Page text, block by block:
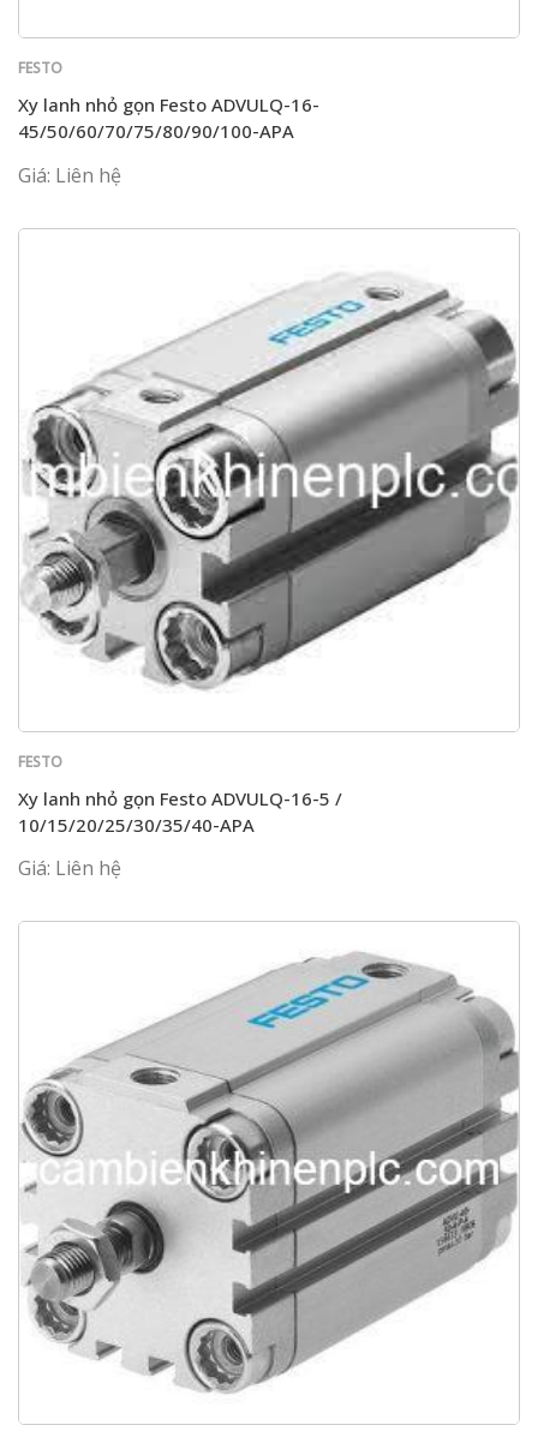
FESTO
Xy lanh nhỏ gọn Festo ADVULQ-16-
45/50/60/70/75/80/90/100-APA
Giá: Liên hệ
FESTO
Xy lanh nhỏ gọn Festo ADVULQ-16-5 /
10/15/20/25/30/35/40-APA
Giá: Liên hệ